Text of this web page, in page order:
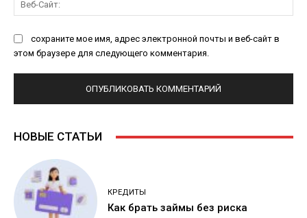
сохраните мое имя, адрес электронной почты и веб-сайт в
этом браузере для следующего комментария.
НОВЫЕ СТАТЬИ
КРЕДИТЫ
Как брать займы без риска